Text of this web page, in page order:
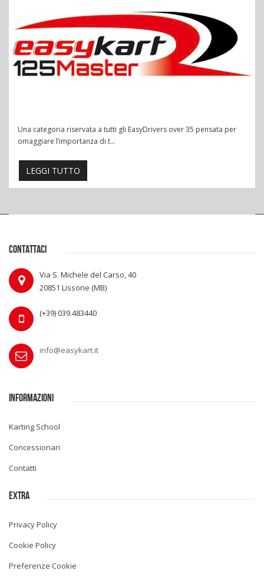
Una categoria riservata a tutti gli EasyDrivers over 35 pensata per
omaggiare l’importanza di t...
LEGGI TUTTO
CONTATTACI
Via S. Michele del Carso, 40
20851 Lissone (MB)
(+39) 039.483440
info@easykart.it
INFORMAZIONI
Karting School
Concessionari
Contatti
EXTRA
Privacy Policy
Cookie Policy
Preferenze Cookie